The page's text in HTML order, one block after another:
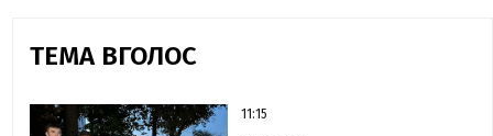
ТЕМА ВГОЛОС
11:15